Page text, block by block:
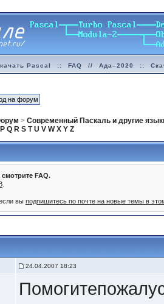
Pascal :: FAQ // Ада–2020 ::
> Современный Паскаль и другие
P Q R S T U V W X Y Z
FAQ.
.
вы подпишитесь по почте на новые темы в
24.04.2007 18:23